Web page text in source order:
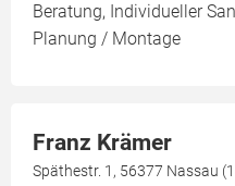
Beratung, Individueller
Planung / Montage
Franz Krämer
Späthestr. 1, 56377 Nassau